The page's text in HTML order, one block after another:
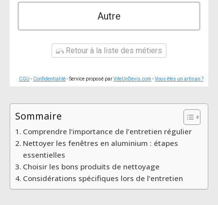
Autre
Retour à la liste des métiers
CGU - Confidentialité- Service proposé parViteUnDevis.com -Vous êtes un artisan ?
Sommaire
Comprendre l’importance de l’entretien régulier
Nettoyer les fenêtres en aluminium : étapes
essentielles
Choisir les bons produits de nettoyage
Considérations spécifiques lors de l’entretien